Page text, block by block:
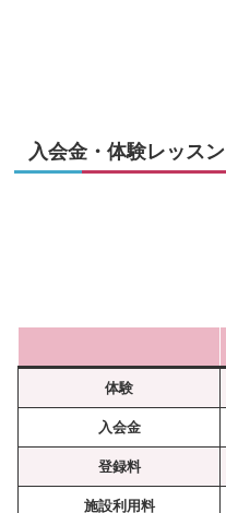
入会金・体験レッスン
体験
入会金
登録料
施設利用料